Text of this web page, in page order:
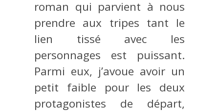
roman qui parvient à nous
prendre aux tripes tant le
lien tissé avec les
personnages est puissant.
Parmi eux, j’avoue avoir un
petit faible pour les deux
protagonistes de départ,